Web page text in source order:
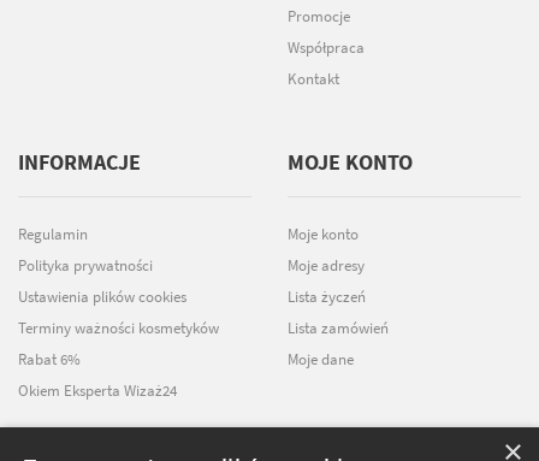
Promocje
Współpraca
Kontakt
INFORMACJE
Regulamin
Polityka prywatności
Ustawienia plików cookies
Terminy ważności kosmetyków
Rabat 6%
Okiem Eksperta Wizaż24
MOJE KONTO
Moje konto
Moje adresy
Lista życzeń
Lista zamówień
Moje dane
×